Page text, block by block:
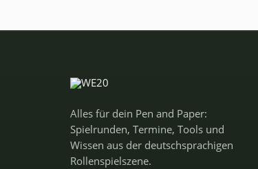
Alles für dein Pen and Paper:
Spielrunden, Termine, Tools und
Wissen aus der deutschsprachigen
Rollenspielszene.